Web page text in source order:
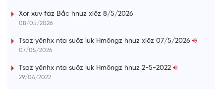
0
s
i
Xor xưv faz Bắc hnuz xiêz 8/5/2026
08/05/2026
Tsaz yênhx nta suôz luk Hmôngz hnuz xiêz 07/5/2026
07/05/2026
Tsaz yênhx nta suôz luk Hmôngz hnuz 2-5-2022
29/04/2022